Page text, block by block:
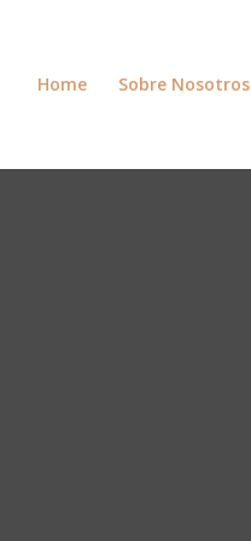
Home Sobre Nosotros